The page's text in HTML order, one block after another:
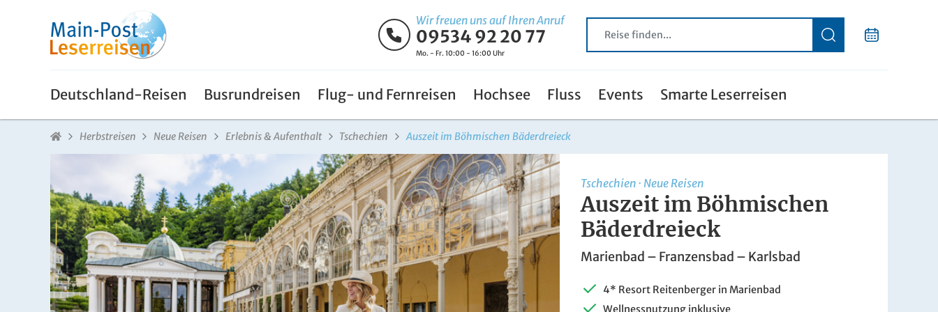
Wir freuen uns auf Ihren Anruf
09534 92 20 77
Mo. - Fr. 10:00 - 16:00 Uhr
Deutschland-Reisen Busrundreisen Flug- und Fernreisen Hochsee Fluss Events Smarte Leserreisen
Herbstreisen Neue Reisen Erlebnis & Aufenthalt Tschechien Auszeit im Böhmischen Bäderdreieck
Tschechien · Neue Reisen
Auszeit im Böhmischen
Bäderdreieck
Marienbad – Franzensbad – Karlsbad
4* Resort Reitenberger in Marienbad
Wellnessnutzung inklusive